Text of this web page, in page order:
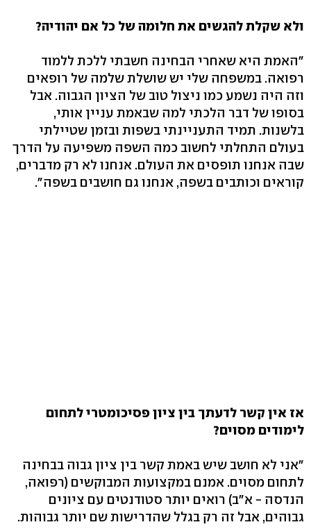
ולא שקלת להגשים את חלומה של כל אם יהודיה?
"האמת היא שאחרי הבחינה חשבתי ללכת ללמוד
רפואה. במשפחה שלי יש שושלת שלמה של רופאים
וזה היה נשמע כמו ניצול טוב של הציון הגבוה. אבל
בסופו של דבר הלכתי למה שבאמת עניין אותי,
בלשנות. תמיד התעניינתי בשפות ובזמן שטיילתי
בעולם התחלתי לחשוב כמה השפה משפיעה על הדרך
שבה אנחנו תופסים את העולם. אנחנו לא רק מדברים,
קוראים וכותבים בשפה, אנחנו גם חושבים בשפה".
אז אין קשר לדעתך בין ציון פסיכומטרי לתחום
לימודים מסוים?
"אני לא חושב שיש באמת קשר בין ציון גבוה בבחינה
לתחום מסוים. אמנם במקצועות המבוקשים (רפואה,
הנדסה - א"ב) רואים יותר סטודנטים עם ציונים
גבוהים, אבל זה רק בגלל שהדרישות שם יותר גבוהות.